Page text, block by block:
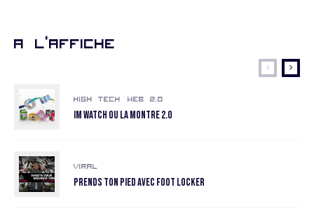
A l’affiche
High Tech Web 2.0
Im Watch ou la montre 2.0
Viral
Prends ton pied avec Foot Locker